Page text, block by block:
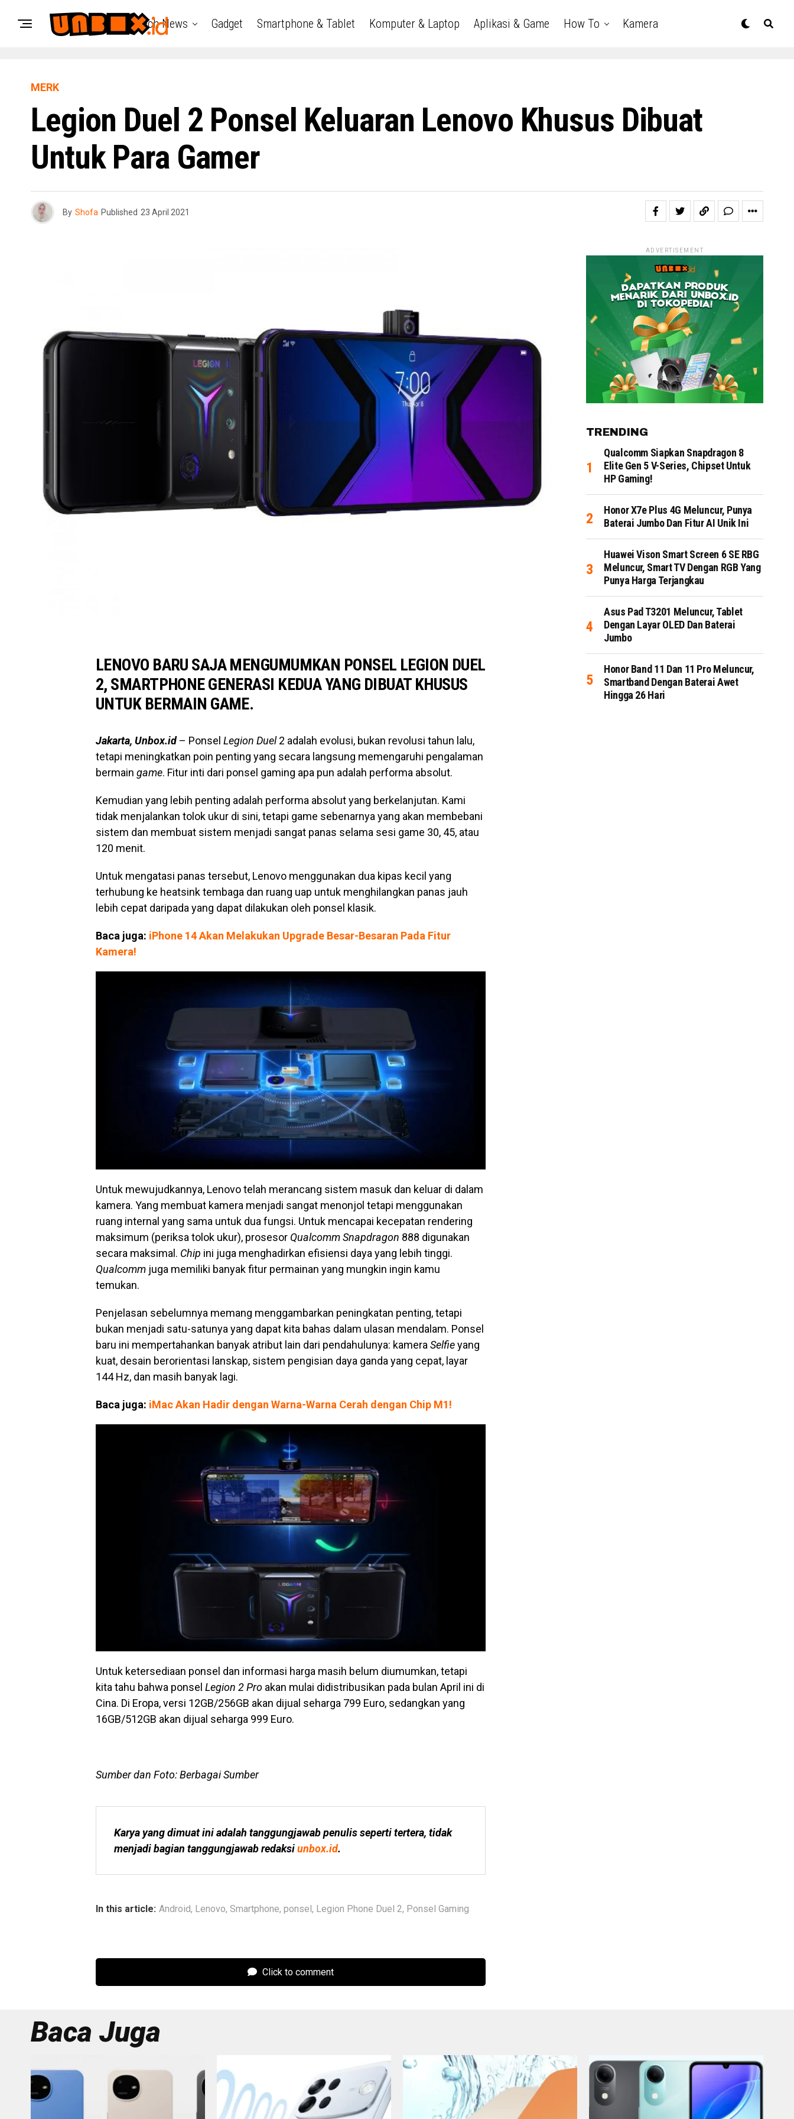
Tech News Gadget Smartphone & Tablet Komputer & Laptop Aplikasi & Game How To Kamera
MERK
Legion Duel 2 Ponsel Keluaran Lenovo Khusus Dibuat
Untuk Para Gamer
By Shofa Published 23 April 2021
LENOVO BARU SAJA MENGUMUMKAN PONSEL LEGION DUEL
2, SMARTPHONE GENERASI KEDUA YANG DIBUAT KHUSUS
UNTUK BERMAIN GAME.
Jakarta, Unbox.id– Ponsel Legion Duel2 adalah evolusi, bukan revolusi tahun lalu,
tetapi meningkatkan poin penting yang secara langsung memengaruhi pengalaman
bermain game. Fitur inti dari ponsel gaming apa pun adalah performa absolut.
Kemudian yang lebih penting adalah performa absolut yang berkelanjutan. Kami
tidak menjalankan tolok ukur di sini, tetapi game sebenarnya yang akan membebani
sistem dan membuat sistem menjadi sangat panas selama sesi game 30, 45, atau
120 menit.
Untuk mengatasi panas tersebut, Lenovo menggunakan dua kipas kecil yang
terhubung ke heatsink tembaga dan ruang uap untuk menghilangkan panas jauh
lebih cepat daripada yang dapat dilakukan oleh ponsel klasik.
Baca juga: iPhone 14 Akan Melakukan Upgrade Besar-Besaran Pada Fitur
Kamera!
Untuk mewujudkannya, Lenovo telah merancang sistem masuk dan keluar di dalam
kamera. Yang membuat kamera menjadi sangat menonjol tetapi menggunakan
ruang internal yang sama untuk dua fungsi. Untuk mencapai kecepatan rendering
maksimum (periksa tolok ukur), prosesor QualcommSnapdragon 888 digunakan
secara maksimal. Chip ini juga menghadirkan efisiensi daya yang lebih tinggi.
Qualcomm juga memiliki banyak fitur permainan yang mungkin ingin kamu
temukan.
Penjelasan sebelumnya memang menggambarkan peningkatan penting, tetapi
bukan menjadi satu-satunya yang dapat kita bahas dalam ulasan mendalam. Ponsel
baru ini mempertahankan banyak atribut lain dari pendahulunya: kamera Selfieyang
kuat, desain berorientasi lanskap, sistem pengisian daya ganda yang cepat, layar
144 Hz, dan masih banyak lagi.
Baca juga: iMac Akan Hadir dengan Warna-Warna Cerah dengan Chip M1!
Untuk ketersediaan ponsel dan informasi harga masih belum diumumkan, tetapi
kita tahu bahwa ponsel Legion 2 Pro akan mulai didistribusikan pada bulan April ini di
Cina. Di Eropa, versi 12GB/256GB akan dijual seharga 799 Euro, sedangkan yang
16GB/512GB akan dijual seharga 999 Euro.
Sumber dan Foto: Berbagai Sumber
Karya yang dimuat ini adalah tanggungjawab penulis seperti tertera, tidak
menjadi bagian tanggungjawab redaksi unbox.id.
In this article: Android, Lenovo, Smartphone, ponsel, Legion Phone Duel 2, Ponsel Gaming
Click to comment
ADVERTISEMENT
TRENDING
Qualcomm Siapkan Snapdragon 8
Elite Gen 5 V-Series, Chipset Untuk
HP Gaming!
Honor X7e Plus 4G Meluncur, Punya
Baterai Jumbo Dan Fitur AI Unik Ini
Huawei Vison Smart Screen 6 SE RBG
Meluncur, Smart TV Dengan RGB Yang
Punya Harga Terjangkau
Asus Pad T3201 Meluncur, Tablet
Dengan Layar OLED Dan Baterai
Jumbo
Honor Band 11 Dan 11 Pro Meluncur,
Smartband Dengan Baterai Awet
Hingga 26 Hari
Baca Juga